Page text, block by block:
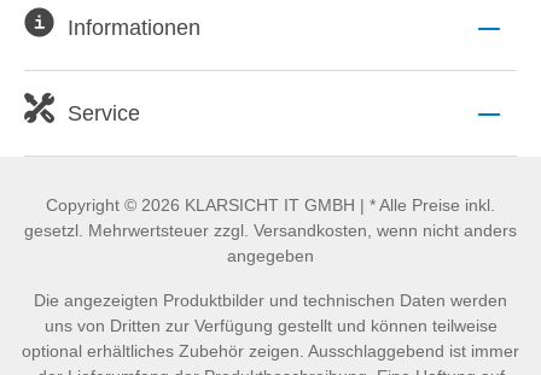
Informationen
Service
Copyright © 2026 KLARSICHT IT GMBH | * Alle Preise inkl.
gesetzl. Mehrwertsteuer zzgl. Versandkosten, wenn nicht anders
angegeben
Die angezeigten Produktbilder und technischen Daten werden
uns von Dritten zur Verfügung gestellt und können teilweise
optional erhältliches Zubehör zeigen. Ausschlaggebend ist immer